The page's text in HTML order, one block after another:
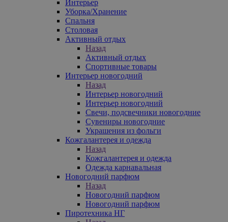
Интерьер
Уборка/Хранение
Спальня
Столовая
Активный отдых
Назад
Активный отдых
Спортивные товары
Интерьер новогодний
Назад
Интерьер новогодний
Интерьер новогодний
Свечи, подсвечники новогодние
Сувениры новогодние
Украшения из фольги
Кожгалантерея и одежда
Назад
Кожгалантерея и одежда
Одежда карнавальная
Новогодний парфюм
Назад
Новогодний парфюм
Новогодний парфюм
Пиротехника НГ